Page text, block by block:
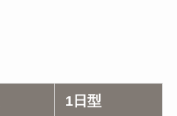
1日型